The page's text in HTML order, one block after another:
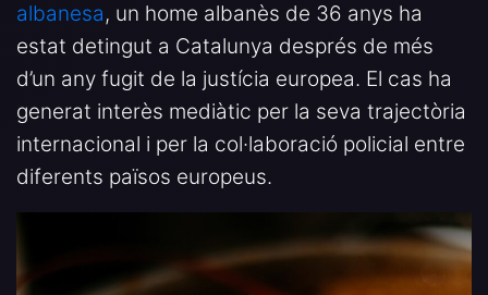
albanesa, un home albanès de 36 anys ha
estat detingut a Catalunya després de més
d’un any fugit de la justícia europea. El cas ha
generat interès mediàtic per la seva trajectòria
internacional i per la col·laboració policial entre
diferents països europeus.